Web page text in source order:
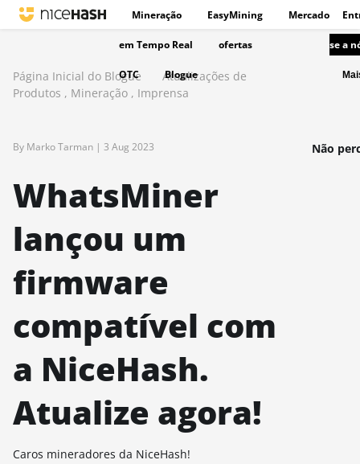
Mineração EasyMining Mercado
em Tempo Real ofertas
OTC Blogue
se a
Página Inicial do Blogue
Atualizações de
Produtos , Mineração , Imprensa
By Marko Tarman | 3 Aug 2023
WhatsMiner
lançou um
firmware
compatível com
a NiceHash.
Atualize agora!
Caros mineradores da NiceHash!
Não